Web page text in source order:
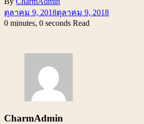
ตุลาคม 9, 2018ตุลาคม 9, 2018
0 minutes, 0 seconds Read
CharmAdmin